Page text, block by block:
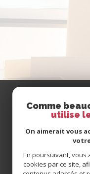
espace
espace
espace
Comme
utilise
On aimerait vous
En poursuivant, vous
cookies par ce site,